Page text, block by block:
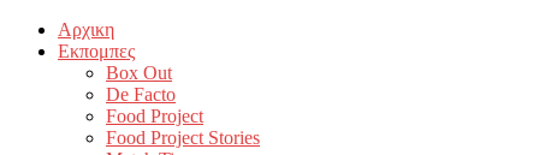
Αρχικη
Εκπομπες
Box Out
De Facto
Food Project
Food Project Stories